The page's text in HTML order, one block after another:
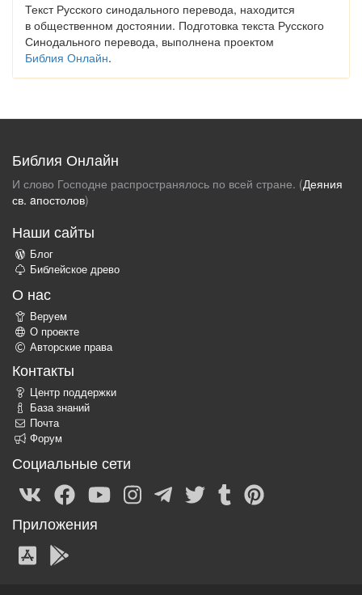
Текст Русского синодального перевода, находится
в общественном достоянии. Подготовка текста Русского
Синодального перевода, выполнена проектом
Библия Онлайн.
Библия Онлайн
И слово Господне распространялось по всей стране. (Деяния
св. aпостолов)
Наши сайты
Блог
Библейское древо
О нас
Веруем
О проекте
Авторские права
Контакты
Центр поддержки
База знаний
Почта
Форум
Социальные сети
Приложения